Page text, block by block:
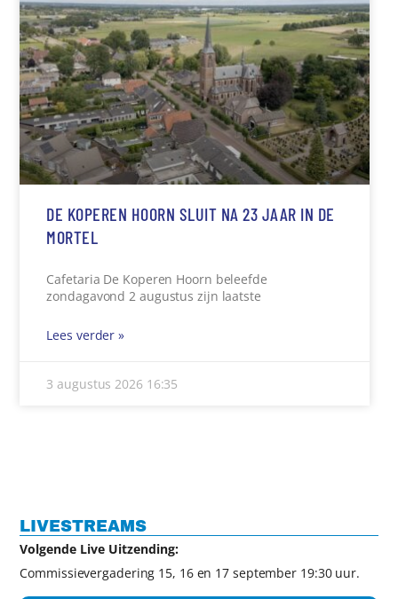
DE KOPEREN HOORN SLUIT NA 23 JAAR IN DE
MORTEL
Cafetaria De Koperen Hoorn beleefde
zondagavond 2 augustus zijn laatste
Lees verder »
3 augustus 2026 16:35
LIVESTREAMS
Volgende Live Uitzending:
Commissievergadering 15, 16 en 17 september 19:30 uur.